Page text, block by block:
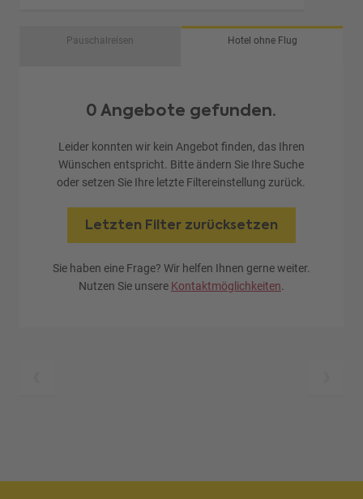
Pauschalreisen Hotel ohne Flug
0 Angebote gefunden.
Leider konnten wir kein Angebot finden, das Ihren
Wünschen entspricht. Bitte ändern Sie Ihre Suche
oder setzen Sie Ihre letzte Filtereinstellung zurück.
Letzten Filter zurücksetzen
Sie haben eine Frage? Wir helfen Ihnen gerne weiter.
Nutzen Sie unsere Kontaktmöglichkeiten.